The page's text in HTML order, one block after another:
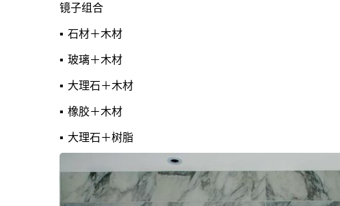
镜子组合
▪ 石材＋木材
▪ 玻璃＋木材
▪ 大理石＋木材
▪ 橡胶＋木材
▪ 大理石＋树脂